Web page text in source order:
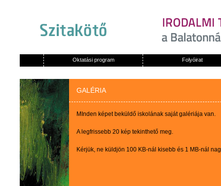
Oktatási program Folyóirat
GALÉRIA
MInden képet beküldő iskolának saját galériája van.
A legfrissebb 20 kép tekinthető meg.
Kérjük, ne küldjön 100 KB-nál kisebb és 1 MB-nál